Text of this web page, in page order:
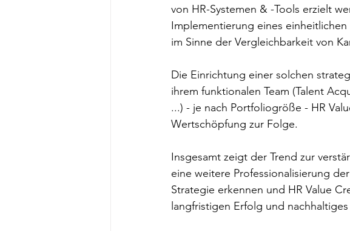
von HR-Systemen & -Tools erzielt
Implementierung eines
im Sinne der Vergleichbarkeit von
Die Einrichtung einer solchen
ihrem funktionalen Team (Talent
...) - je nach Portfoliogröße - HR
Wertschöpfung zur Folge.
Insgesamt zeigt der Trend zur
eine weitere Professionalisierung
Strategie erkennen und HR Value
langfristigen Erfolg und